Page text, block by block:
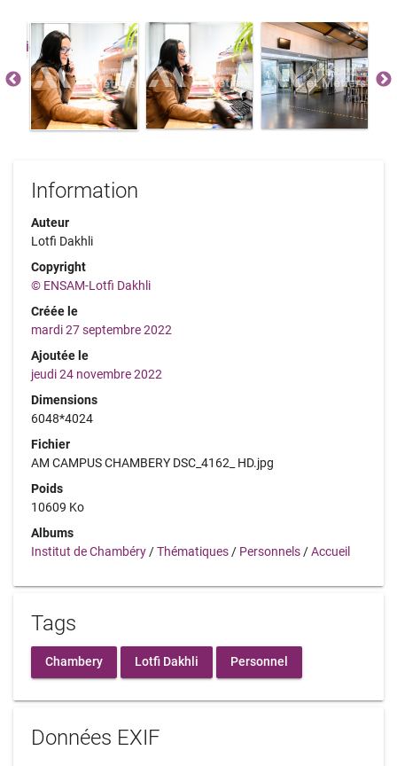
Information
Auteur
Lotfi Dakhli
Copyright
© ENSAM-Lotfi Dakhli
Créée le
mardi 27 septembre 2022
Ajoutée le
jeudi 24 novembre 2022
Dimensions
6048*4024
Fichier
AM CAMPUS CHAMBERY DSC_4162_ HD.jpg
Poids
10609 Ko
Albums
Institut de Chambéry /Thématiques / Personnels /Accueil
Tags
Chambery Lotfi Dakhli Personnel
Données EXIF